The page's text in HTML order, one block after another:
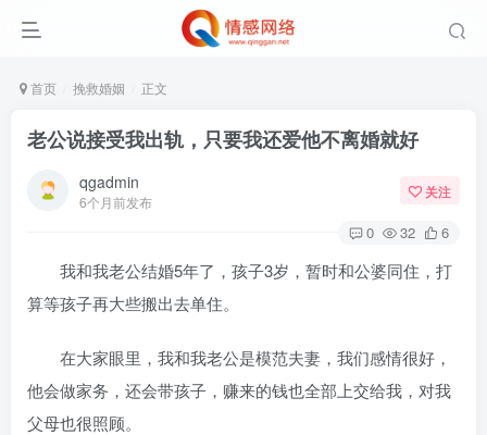
首页 挽救婚姻 正文
老公说接受我出轨，只要我还爱他不离婚就好
qgadmin
6个月前发布
关注
0 32 6
我和我老公结婚5年了，孩子3岁，暂时和公婆同住，打
算等孩子再大些搬出去单住。
在大家眼里，我和我老公是模范夫妻，我们感情很好，
他会做家务，还会带孩子，赚来的钱也全部上交给我，对我
父母也很照顾。